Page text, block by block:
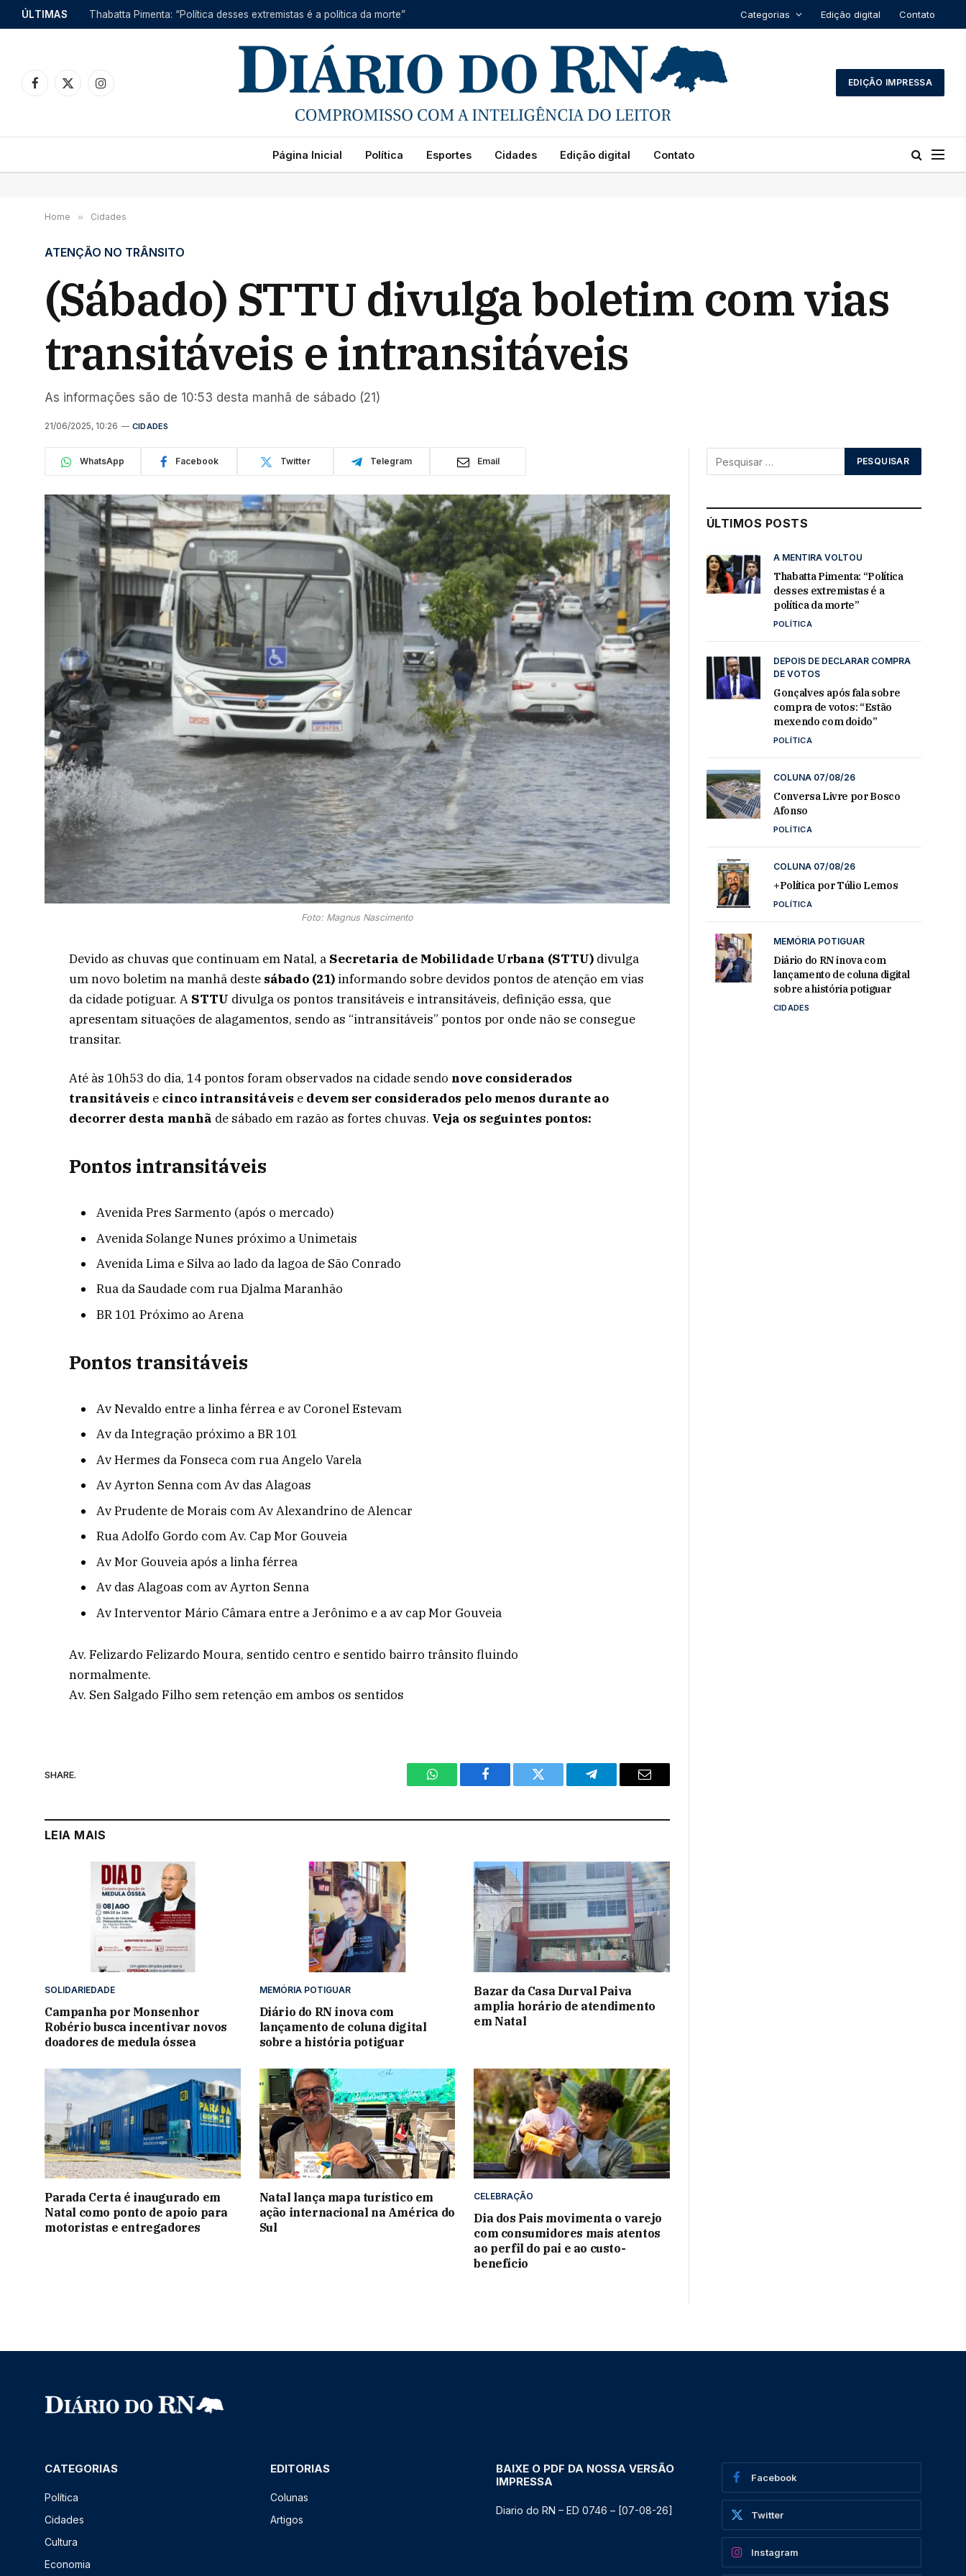
ÚLTIMAS Thabatta Pimenta: “Política desses extremistas é a política da morte” Categorias Edição digital Contato
Facebook
X
Instagram
EDIÇÃO IMPRESSA
Página Inicial Política Esportes Cidades Edição digital Contato
Home » Cidades
ATENÇÃO NO TRÂNSITO
(Sábado) STTU divulga boletim com vias
transitáveis e intransitáveis
As informações são de 10:53 desta manhã de sábado (21)
21/06/2025, 10:26 CIDADES
WhatsApp Facebook Twitter Telegram Email
Foto: Magnus Nascimento
Devido as chuvas que continuam em Natal, a Secretaria de Mobilidade Urbana (STTU) divulga
um novo boletim na manhã deste sábado (21) informando sobre devidos pontos de atenção em vias
da cidade potiguar. A STTU divulga os pontos transitáveis e intransitáveis, definição essa, que
apresentam situações de alagamentos, sendo as “intransitáveis” pontos por onde não se consegue
transitar.
Até às 10h53 do dia, 14 pontos foram observados na cidade sendo nove considerados
transitáveis e cinco intransitáveis e devem ser considerados pelo menos durante ao
decorrer desta manhã de sábado em razão as fortes chuvas. Veja os seguintes pontos:
Pontos intransitáveis
Avenida Pres Sarmento (após o mercado)
Avenida Solange Nunes próximo a Unimetais
Avenida Lima e Silva ao lado da lagoa de São Conrado
Rua da Saudade com rua Djalma Maranhão
BR 101 Próximo ao Arena
Pontos transitáveis
Av Nevaldo entre a linha férrea e av Coronel Estevam
Av da Integração próximo a BR 101
Av Hermes da Fonseca com rua Angelo Varela
Av Ayrton Senna com Av das Alagoas
Av Prudente de Morais com Av Alexandrino de Alencar
Rua Adolfo Gordo com Av. Cap Mor Gouveia
Av Mor Gouveia após a linha férrea
Av das Alagoas com av Ayrton Senna
Av Interventor Mário Câmara entre a Jerônimo e a av cap Mor Gouveia
Av. Felizardo Felizardo Moura, sentido centro e sentido bairro trânsito fluindo
normalmente.
Av. Sen Salgado Filho sem retenção em ambos os sentidos
SHARE.
WhatsAppFacebook Twitter Telegram Email
LEIA MAIS
SOLIDARIEDADE
Campanha por Monsenhor
Robério busca incentivar novos
doadores de medula óssea
MEMÓRIA POTIGUAR
Diário do RN inova com
lançamento de coluna digital
sobre a história potiguar
Bazar da Casa Durval Paiva
amplia horário de atendimento
em Natal
Parada Certa é inaugurado em
Natal como ponto de apoio para
motoristas e entregadores
Natal lança mapa turístico em
ação internacional na América do
Sul
CELEBRAÇÃO
Dia dos Pais movimenta o varejo
com consumidores mais atentos
ao perfil do pai e ao custo-
benefício
ÚLTIMOS POSTS
A MENTIRA VOLTOU
Thabatta Pimenta: “Política
desses extremistas é a
política da morte”
POLÍTICA
DEPOIS DE DECLARAR COMPRA
DE VOTOS
Gonçalves após fala sobre
compra de votos: “Estão
mexendo com doido”
POLÍTICA
COLUNA 07/08/26
Conversa Livre por Bosco
Afonso
POLÍTICA
COLUNA 07/08/26
+Política por Túlio Lemos
POLÍTICA
MEMÓRIA POTIGUAR
Diário do RN inova com
lançamento de coluna digital
sobre a história potiguar
CIDADES
CATEGORIAS
Política
Cidades
Cultura
Economia
EDITORIAS
Colunas
Artigos
BAIXE O PDF DA NOSSA VERSÃO
IMPRESSA
Diario do RN – ED 0746 – [07-08-26]
Facebook
Twitter
Instagram